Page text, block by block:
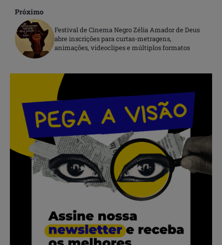
Próximo
Festival de Cinema Negro Zélia Amador de Deus
abre inscrições para curtas-metragens,
animações, videoclipes e múltiplos formatos
.
.